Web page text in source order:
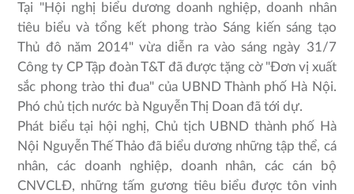
Tại "Hội nghị biểu dương doanh nghiệp, doanh nhân
tiêu biểu và tổng kết phong trào Sáng kiến sáng tạo
Thủ đô năm 2014" vừa diễn ra vào sáng ngày 31/7
Công ty CP Tập đoàn T&T đã được tặng cờ "Đơn vị xuất
sắc phong trào thi đua" của UBND Thành phố Hà Nội.
Phó chủ tịch nước bà Nguyễn Thị Doan đã tới dự.
Phát biểu tại hội nghị, Chủ tịch UBND thành phố Hà
Nội Nguyễn Thế Thảo đã biểu dương những tập thể, cá
nhân, các doanh nghiệp, doanh nhân, các cán bộ
CNVCLĐ, những tấm gương tiêu biểu được tôn vinh